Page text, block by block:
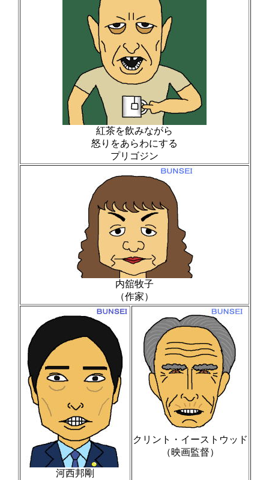
紅茶を飲みながら
怒りをあらわにする
プリゴジン
内舘牧子
（作家）
河西邦剛
クリント・イーストウッド
（映画監督）